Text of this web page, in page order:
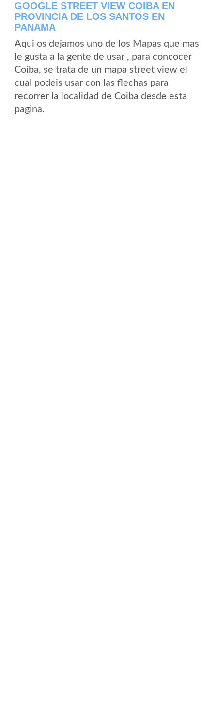
GOOGLE STREET VIEW COIBA EN
PROVINCIA DE LOS SANTOS EN
PANAMA
Aqui os dejamos uno de los Mapas que mas
le gusta a la gente de usar , para concocer
Coiba, se trata de un mapa street view el
cual podeis usar con las flechas para
recorrer la localidad de Coiba desde esta
pagina.